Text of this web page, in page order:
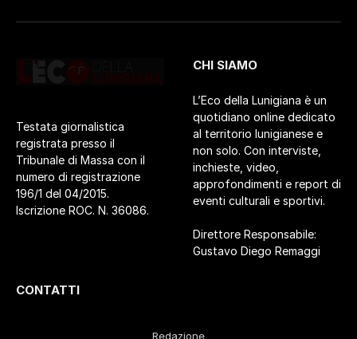
Testata giornalistica
registrata presso il
Tribunale di Massa con il
numero di registrazione
196/1 del 04/2015.
Iscrizione ROC. N. 36086.
CHI SIAMO
L’Eco della Lunigiana è un
quotidiano online dedicato
al territorio lunigianese e
non solo. Con interviste,
inchieste, video,
approfondimenti e report di
eventi culturali e sportivi.
Direttore Responsabile:
Gustavo Diego Remaggi
CONTATTI
Redazione